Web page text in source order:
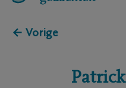
← Vorige
Patrick